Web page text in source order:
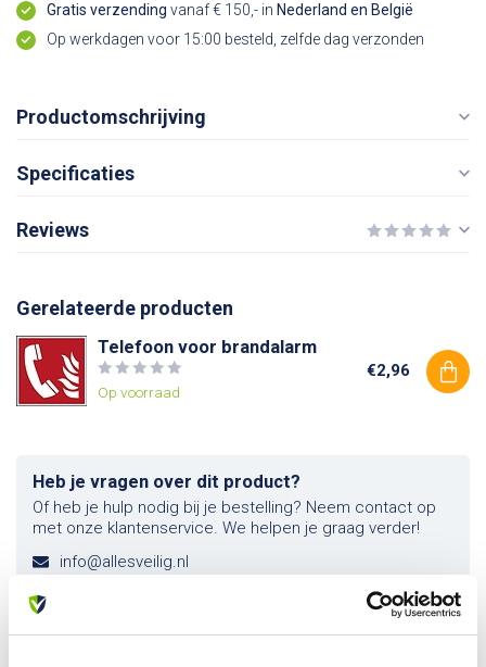
Gratis verzending vanaf € 150,- in Nederland en België
Op werkdagen voor 15:00 besteld, zelfde dag verzonden
Productomschrijving
Specificaties
Reviews
Gerelateerde producten
Telefoon voor brandalarm
Op voorraad
€2,96
Heb je vragen over dit product?
Of heb je hulp nodig bij je bestelling? Neem contact op
met onze klantenservice. We helpen je graag verder!
info@allesveilig.nl